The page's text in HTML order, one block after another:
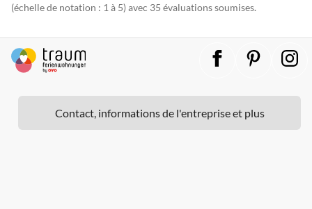
(échelle de notation : 1 à 5) avec 35 évaluations soumises.
Contact, informations de l'entreprise et plus